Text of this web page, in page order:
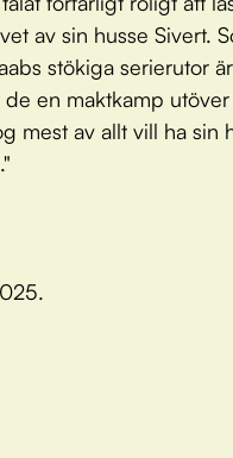
av sin husse Sivert.
stökiga serierutor
en maktkamp
mest av allt vill ha sin